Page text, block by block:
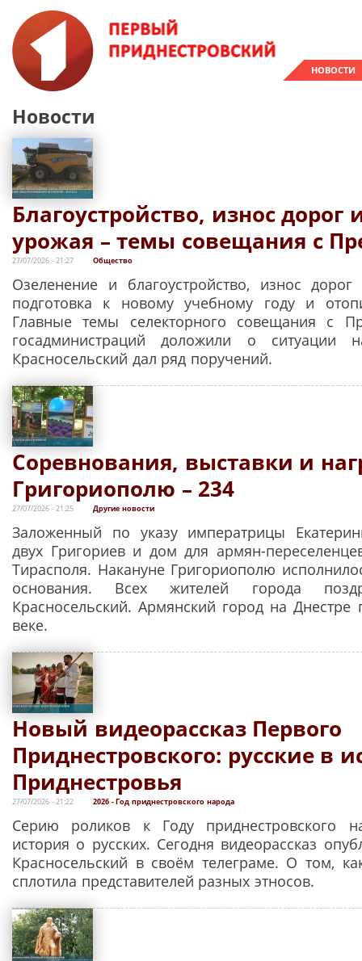
НОВОСТИ
Новости
Благоустройство, износ дорог
урожая – темы совещания с
27/07/2026 - 21:27 Общество
Озеленение и благоустройство, износ
подготовка к новому учебному году и
Главные темы селекторного совещания с
госадминистраций доложили о ситуации
Красносельский дал ряд поручений.
Соревнования, выставки и
Григориополю – 234
27/07/2026 - 21:25 Другие новости
Заложенный по указу императрицы
двух Григориев и дом для армян-
Тирасполя. Накануне Григориополю
основания. Всех жителей города
Красносельский. Армянский город на
веке.
Новый видеорассказ Первого
Приднестровского: русские в
Приднестровья
27/07/2026 - 21:22 2026 - Год приднестровского народа
Серию роликов к Году приднестровского
история о русских. Сегодня видеорассказ
Красносельский в своём телеграме. О том,
сплотила представителей разных этносов.